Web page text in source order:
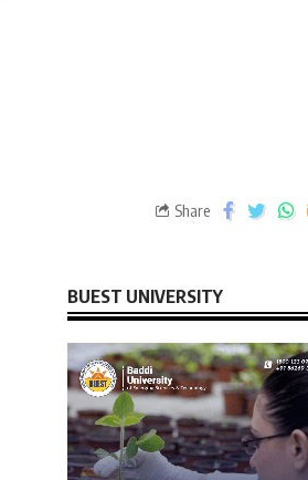
Share
BUEST UNIVERSITY